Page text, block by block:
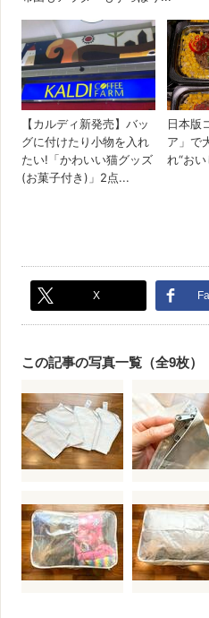
X
この記事の写真一覧（全9枚）